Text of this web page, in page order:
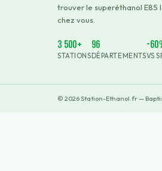
trouver le superéthanol E85
chez vous.
3 500+
STATIONS
96
DÉPARTEMENTS
-
VS
© 2026Station-Ethanol.fr —